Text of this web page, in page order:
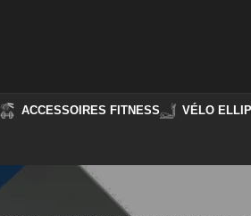
ACCESSOIRES FITNESS VÉLO